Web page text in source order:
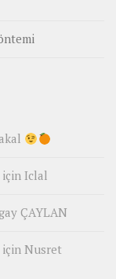
için Iclal
ÇAYLAN
için Nusret